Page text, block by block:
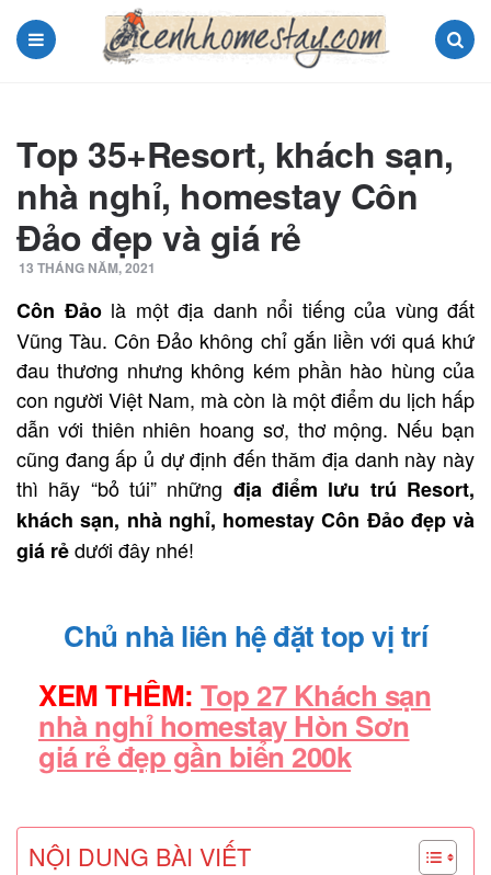
Top 35+Resort, khách sạn,
nhà nghỉ, homestay Côn
Đảo đẹp và giá rẻ
13 THÁNG NĂM, 2021
Côn Đảolà một địa danh nổi tiếng của vùng đất
Vũng Tàu. Côn Đảo không chỉ gắn liền với quá khứ
đau thương nhưng không kém phần hào hùng của
con người Việt Nam, mà còn là một điểm du lịch hấp
dẫn với thiên nhiên hoang sơ, thơ mộng. Nếu bạn
cũng đang ấp ủ dự định đến thăm địa danh này này
thì hãy “bỏ túi” những địa điểm lưu trú Resort,
khách sạn, nhà nghỉ, homestay Côn Đảo đẹp và
giá rẻdưới đây nhé!
Chủ nhà liên hệ đặt top vị trí
XEM THÊM: Top 27 Khách sạn
nhà nghỉ homestay Hòn Sơn
giá rẻ đẹp gần biển 200k
NỘI DUNG BÀI VIẾT